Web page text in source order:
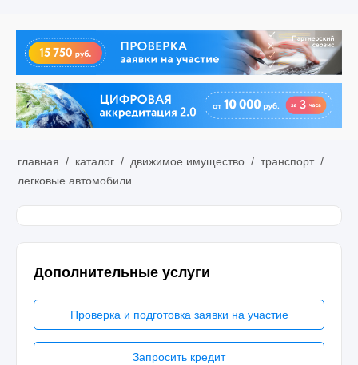
главная / каталог / движимое имущество / транспорт /
легковые автомобили
Дополнительные услуги
Проверка и подготовка заявки на участие
Запросить кредит